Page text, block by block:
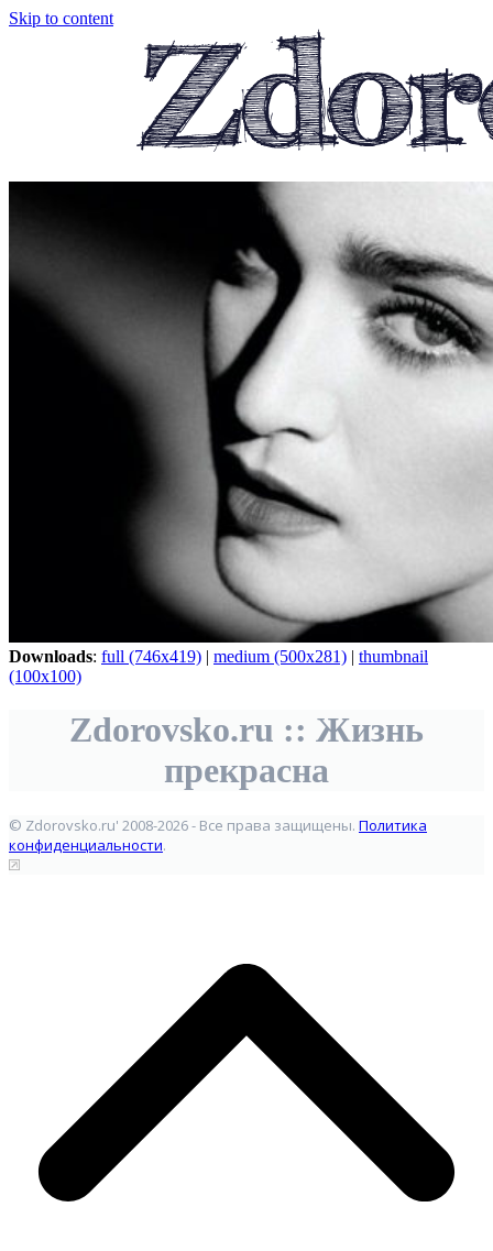
Skip to content
Downloads: full (746x419) | medium (500x281) | thumbnail
(100x100)
Zdorovsko.ru :: Жизнь
прекрасна
© Zdorovsko.ru' 2008-2026 - Все права защищены. Политика
конфиденциальности.